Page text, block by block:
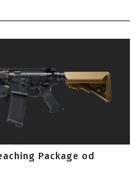
Package od